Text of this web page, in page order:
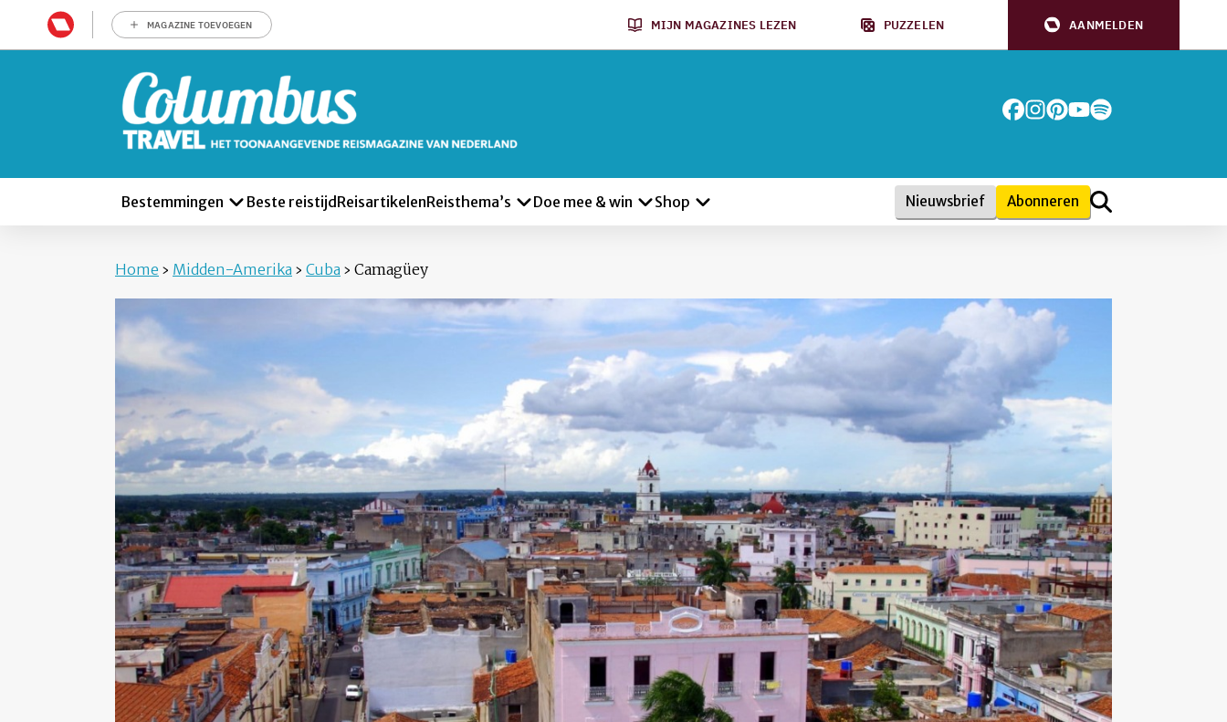
MAGAZINE TOEVOEGEN MIJN MAGAZINES LEZEN PUZZELEN AANMELDEN
Bestemmingen Beste reistijd ReisartikelenReisthema’s Doe mee & win Shop Nieuwsbrief Abonneren
Home › Midden-Amerika › Cuba › Camagüey